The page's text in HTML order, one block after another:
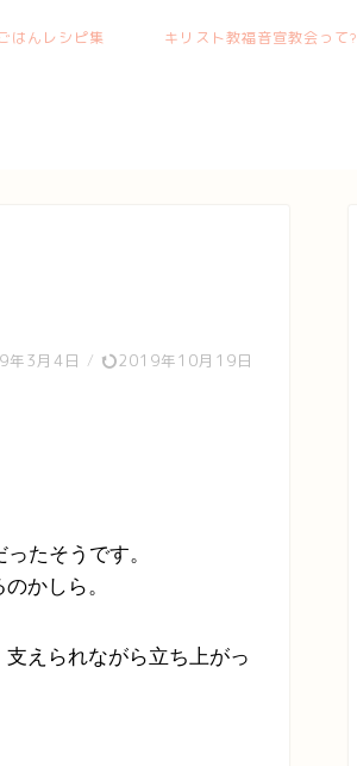
はんレシピ集 キリスト教福音宣教会って?
年3月4日 / 2019年10月19日
たそうです。
かしら。
えられながら立ち上がっ